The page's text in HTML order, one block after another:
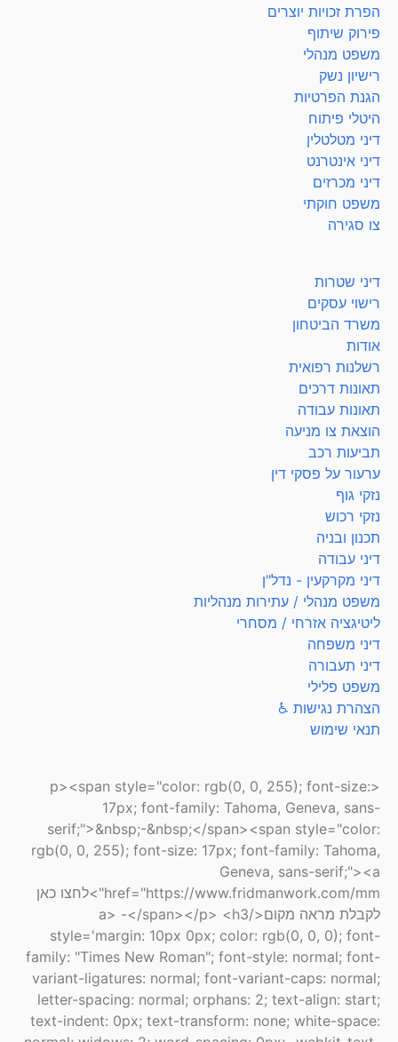
הפרת זכויות יוצרים
פירוק שיתוף
משפט מנהלי
רישיון נשק
הגנת הפרטיות
היטלי פיתוח
דיני מטלטלין
דיני אינטרנט
דיני מכרזים
משפט חוקתי
צו סגירה
דיני שטרות
רישוי עסקים
משרד הביטחון
אודות
רשלנות רפואית
תאונות דרכים
תאונות עבודה
הוצאת צו מניעה
תביעות רכב
ערעור על פסקי דין
נזקי גוף
נזקי רכוש
תכנון ובניה
דיני עבודה
דיני מקרקעין - נדל"ן
משפט מנהלי / עתירות מנהליות
ליטיגציה אזרחי / מסחרי
דיני משפחה
דיני תעבורה
משפט פלילי
הצהרת נגישות ♿
תנאי שימוש
<p><span style="color: rgb(0, 0, 255); font-size:
17px; font-family: Tahoma, Geneva, sans-
serif;">&nbsp;-&nbsp;</span><span style="color:
rgb(0, 0, 255); font-size: 17px; font-family: Tahoma,
Geneva, sans-serif;"><a
href="https://www.fridmanwork.com/mm">לחצו כאן
לקבלת מראה מקום</a> -</span></p> <h3
style='margin: 10px 0px; color: rgb(0, 0, 0); font-
family: "Times New Roman"; font-style: normal; font-
variant-ligatures: normal; font-variant-caps: normal;
letter-spacing: normal; orphans: 2; text-align: start;
text-indent: 0px; text-transform: none; white-space: